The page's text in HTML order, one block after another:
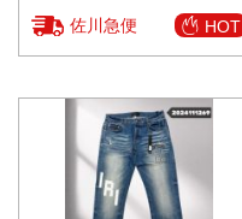
佐川急便 HOT